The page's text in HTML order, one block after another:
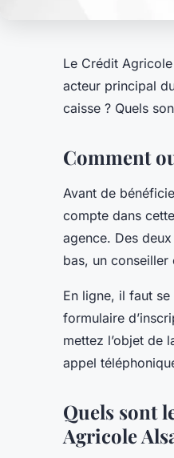
Le Crédit
acteur principal
caisse ? Quels
Comment
Avant de
compte dans
agence. Des
bas, un
En ligne, il faut
formulaire
mettez l’objet de
appel
Quels sont
Agricole